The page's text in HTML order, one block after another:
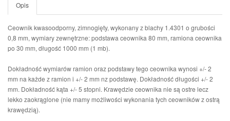
Opis
Ceownik kwasoodporny, zimnogięty, wykonany z blachy 1.4301 o grubości
0,8 mm, wymiary zewnętrzne: podstawa ceownika 80 mm, ramiona ceownika
po 30 mm, długość 1000 mm (1 mb).
Dokładność wymiarów ramion oraz podstawy tego ceownika wynosi +/- 2
mm na każde z ramion i +/- 2 mm nz podstawę. Dokładność długości +/- 2
mm. Dokładność kąta +/- 5 stopni. Krawędzie ceownika nie są ostre lecz
lekko zaokrąglone (nie mamy możliwości wykonania tych ceowników z ostrą
krawędzią).